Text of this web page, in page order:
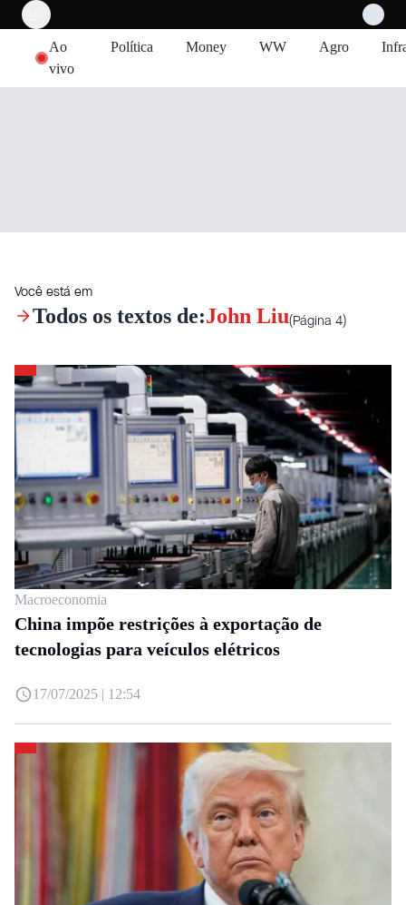
Ao
vivo
Política Money WW Agro
Você está em
Todos os textos de:John Liu(Página 4)
Macroeconomia
China impõe restrições à exportação de
tecnologias para veículos elétricos
17/07/2025 | 12:54